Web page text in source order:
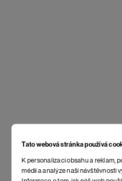
Tato webová stránka používá
K personalizaci obsahu a reklam,
médií a analýze naší návštěvnosti